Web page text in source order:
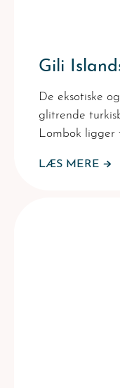
Gili
De eksotiske
glitrende
Lombok ligger
LÆS MERE